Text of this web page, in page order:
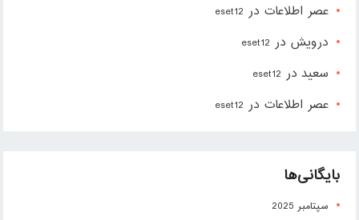
عصر اطلاعات در eset12
درویش در eset12
سعید در eset12
عصر اطلاعات در eset12
بایگانی‌ها
سپتامبر 2025